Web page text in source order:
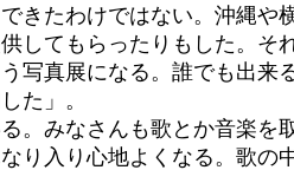
きたわけではない。沖縄
してもらったりもした。
写真展になる。誰でも出
た」。
みなさんも歌とか音楽を
り入り心地よくなる。歌の